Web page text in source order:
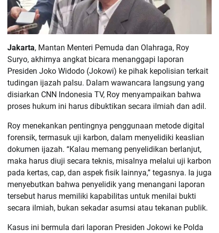
Jakarta, Mantan Menteri Pemuda dan Olahraga, Roy
Suryo, akhirnya angkat bicara menanggapi laporan
Presiden Joko Widodo (Jokowi) ke pihak kepolisian terkait
tudingan ijazah palsu. Dalam wawancara langsung yang
disiarkan CNN Indonesia TV, Roy menyampaikan bahwa
proses hukum ini harus dibuktikan secara ilmiah dan adil.
Roy menekankan pentingnya penggunaan metode digital
forensik, termasuk uji karbon, dalam menyelidiki keaslian
dokumen ijazah. “Kalau memang penyelidikan berlanjut,
maka harus diuji secara teknis, misalnya melalui uji karbon
pada kertas, cap, dan aspek fisik lainnya,” tegasnya. Ia juga
menyebutkan bahwa penyelidik yang menangani laporan
tersebut harus memiliki kapabilitas untuk menilai bukti
secara ilmiah, bukan sekadar asumsi atau tekanan publik.
Kasus ini bermula dari laporan Presiden Jokowi ke Polda